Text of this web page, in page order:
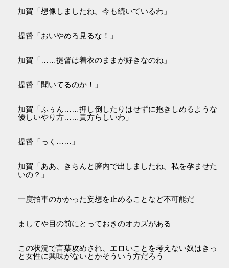
加賀「想像しましたね。今も続いているわ」
提督「おいやめろ見るな！」
加賀「……提督は着衣のままが好きなのね」
提督「聞いてるのか！」
加賀「ふぅん……押し倒したりはせずに抱きしめるような
優しいやり方……貴方らしいわ」
提督「っく……」
加賀「ああ、きちんと膣内で出しましたね。私を孕ませた
いの？」
一度拍車のかかった妄想を止めることなど不可能だ
ましてや目の前にとっておきのオカズがある
この状況で言葉攻めされ、エロいことを考えない奴はきっ
と女性に興味がないとかそういう方だろう